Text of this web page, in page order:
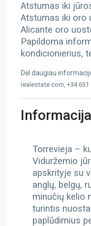
Atstumas iki
Atstumas iki oro
Alicante oro
Papildoma
kondicionierius,
Dėl daugiau
realestate.com, +34
Torrevieja –
Viduržemio
apskrityje su
anglų, belgų,
minučių kelio
turintis
paplūdimius